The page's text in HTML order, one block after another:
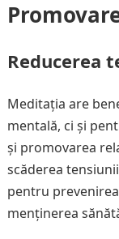
Reducerea
Meditația are
mentală, ci și
și promovarea
scăderea
pentru
menținerea